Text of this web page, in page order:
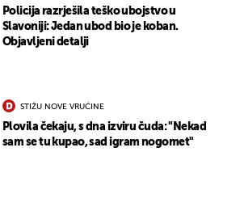
Policija razrješila teško ubojstvo u
Slavoniji: Jedan ubod bio je koban.
Objavljeni detalji
STIŽU NOVE VRUĆINE
Plovila čekaju, s dna izviru čuda: "Nekad
sam se tu kupao, sad igram nogomet"